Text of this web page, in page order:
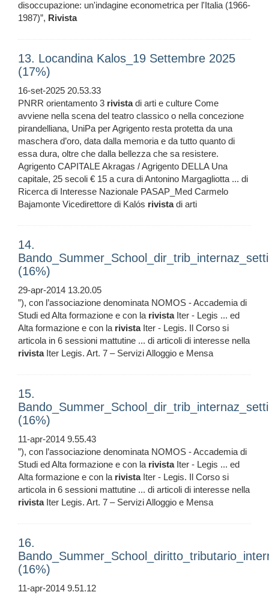
disoccupazione: un'indagine econometrica per l'Italia (1966-
1987)”, Rivista
13. Locandina Kalos_19 Settembre 2025
(17%)
16-set-2025 20.53.33
PNRR orientamento 3 rivistadi arti e culture Come
avviene nella scena del teatro classico o nella concezione
pirandelliana, UniPa per Agrigento resta protetta da una
maschera d’oro, data dalla memoria e da tutto quanto di
essa dura, oltre che dalla bellezza che sa resistere.
Agrigento CAPITALE Akragas / Agrigento DELLA Una
capitale, 25 secoli € 15 a cura di Antonino Margagliotta ... di
Ricerca di Interesse Nazionale PASAP_Med Carmelo
Bajamonte Vicedirettore di Kalós rivistadi arti
14.
(16%)
29-apr-2014 13.20.05
”), con l’associazione denominata NOMOS - Accademia di
Studi ed Alta formazione e con la rivistaIter - Legis ... ed
Alta formazione e con la rivistaIter - Legis. Il Corso si
articola in 6 sessioni mattutine ... di articoli di interesse nella
rivistaIter Legis. Art. 7 – Servizi Alloggio e Mensa
15.
(16%)
11-apr-2014 9.55.43
”), con l’associazione denominata NOMOS - Accademia di
Studi ed Alta formazione e con la rivistaIter - Legis ... ed
Alta formazione e con la rivistaIter - Legis. Il Corso si
articola in 6 sessioni mattutine ... di articoli di interesse nella
rivistaIter Legis. Art. 7 – Servizi Alloggio e Mensa
16.
(16%)
11-apr-2014 9.51.12